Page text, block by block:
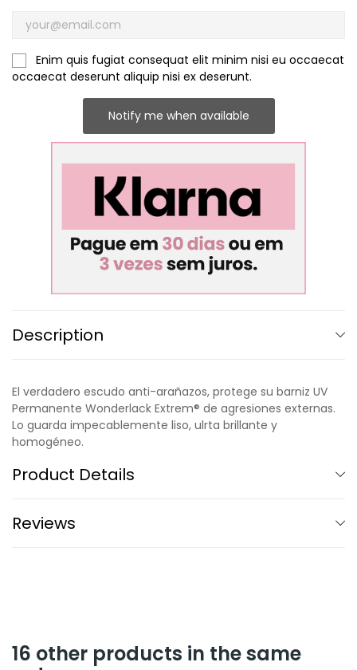
Enim quis fugiat consequat elit minim nisi eu occaecat
occaecat deserunt aliquip nisi ex deserunt.
Notify me when available
Description
El verdadero escudo anti-arañazos, protege su barniz UV
Permanente Wonderlack Extrem® de agresiones externas.
Lo guarda impecablemente liso, ulrta brillante y
homogéneo.
Product Details
Reviews
16 other products in the same